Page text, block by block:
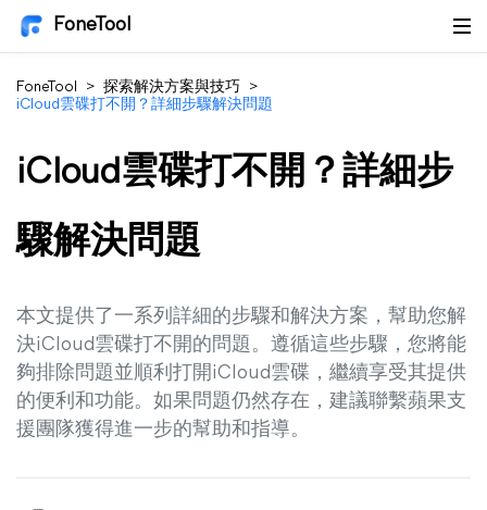
FoneTool
FoneTool > 探索解決方案與技巧
>
iCloud雲碟打不開？詳細步驟解決問題
iCloud雲碟打不開？詳細步
驟解決問題
本文提供了一系列詳細的步驟和解決方案，幫助您解
決iCloud雲碟打不開的問題。遵循這些步驟，您將能
夠排除問題並順利打開iCloud雲碟，繼續享受其提供
的便利和功能。如果問題仍然存在，建議聯繫蘋果支
援團隊獲得進一步的幫助和指導。